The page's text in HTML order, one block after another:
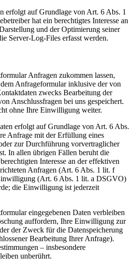
erfolgt auf Grundlage von Art. 6 Abs. 1
hat ein berechtigtes Interesse an
und der Optimierung seiner
Server-Log-Files erfasst werden.
Anfragen zukommen lassen,
Anfrageformular inklusive der von
zwecks Bearbeitung der
Anschlussfragen bei uns gespeichert.
ohne Ihre Einwilligung weiter.
erfolgt auf Grundlage von Art. 6 Abs.
Anfrage mit der Erfüllung eines
zur Durchführung vorvertraglicher
In allen übrigen Fällen beruht die
Interesse an der effektiven
Anfragen (Art. 6 Abs. 1 lit. f
(Art. 6 Abs. 1 lit. a DSGVO)
die Einwilligung ist jederzeit
eingegebenen Daten verbleiben
auffordern, Ihre Einwilligung zur
der Zweck für die Datenspeicherung
Bearbeitung Ihrer Anfrage).
– insbesondere
unberührt.